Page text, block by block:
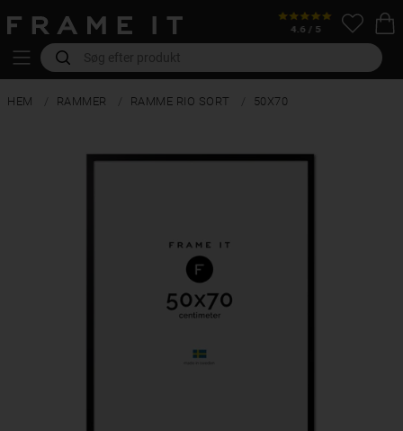
HEM RAMMER RAMME RIO SORT 50X70